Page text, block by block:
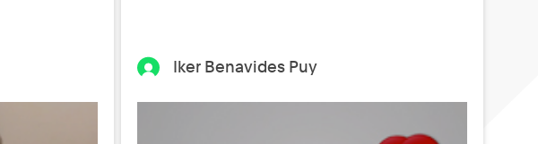
Iker Benavides Puy